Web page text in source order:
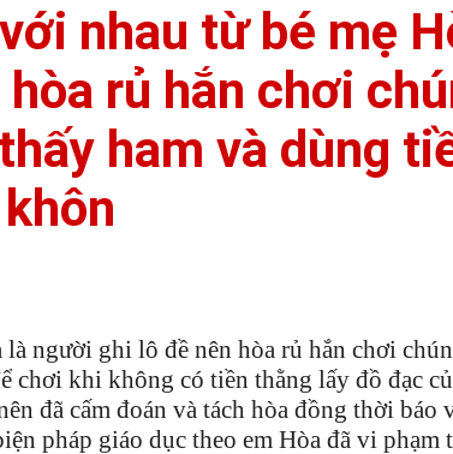
nhau từ bé mẹ
rủ hắn chơi
ham và dùng
người ghi lô đề nên hòa rủ hắn chơi
chơi khi không có tiền thằng lấy đồ đạc
đã cấm đoán và tách hòa đồng thời báo
pháp giáo dục theo em Hòa đã vi phạm